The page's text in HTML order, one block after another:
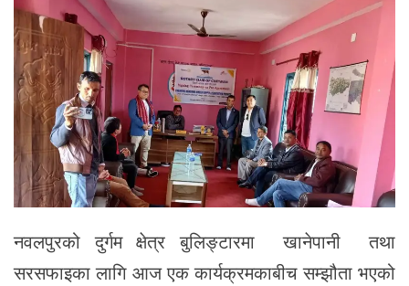
विविध
नवलपुरको दुर्गम क्षेत्र बुलिङ्टारमा खानेपानी तथा
सरसफाइका लागि आज एक कार्यक्रमकाबीच सम्झौता भएको